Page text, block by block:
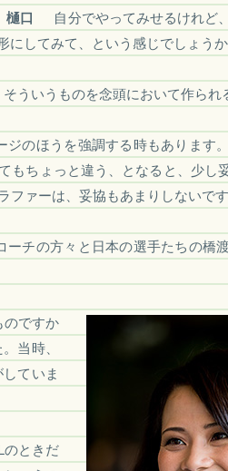
樋口
自分でやってみせるけれど
してみて、という感じでしょうか
ういうものを念頭において作られ
のほうを強調する時もあります
ちょっと違う、となると、少し
ァーは、妥協もあまりしないで
ーチの方々と日本の選手たちの橋
のですか
当時、
ていま
のときだ